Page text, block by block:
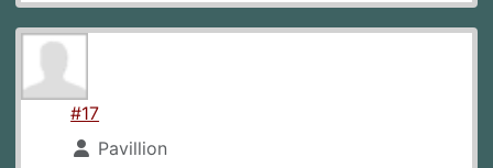
#17
Pavillion